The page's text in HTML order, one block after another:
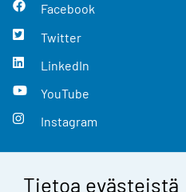
Tietoa evästeistä
Facebook
Twitter
LinkedIn
YouTube
Instagram